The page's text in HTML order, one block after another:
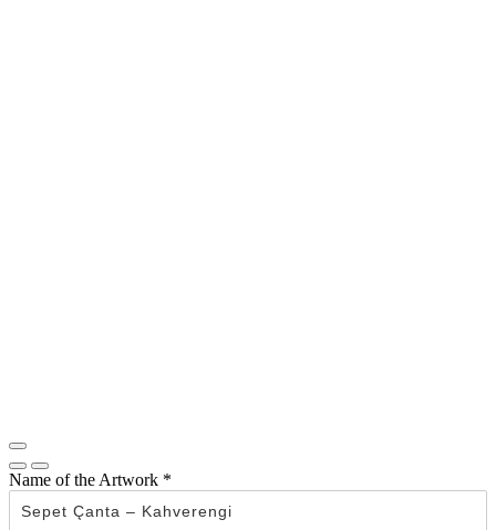
Name of the Artwork *